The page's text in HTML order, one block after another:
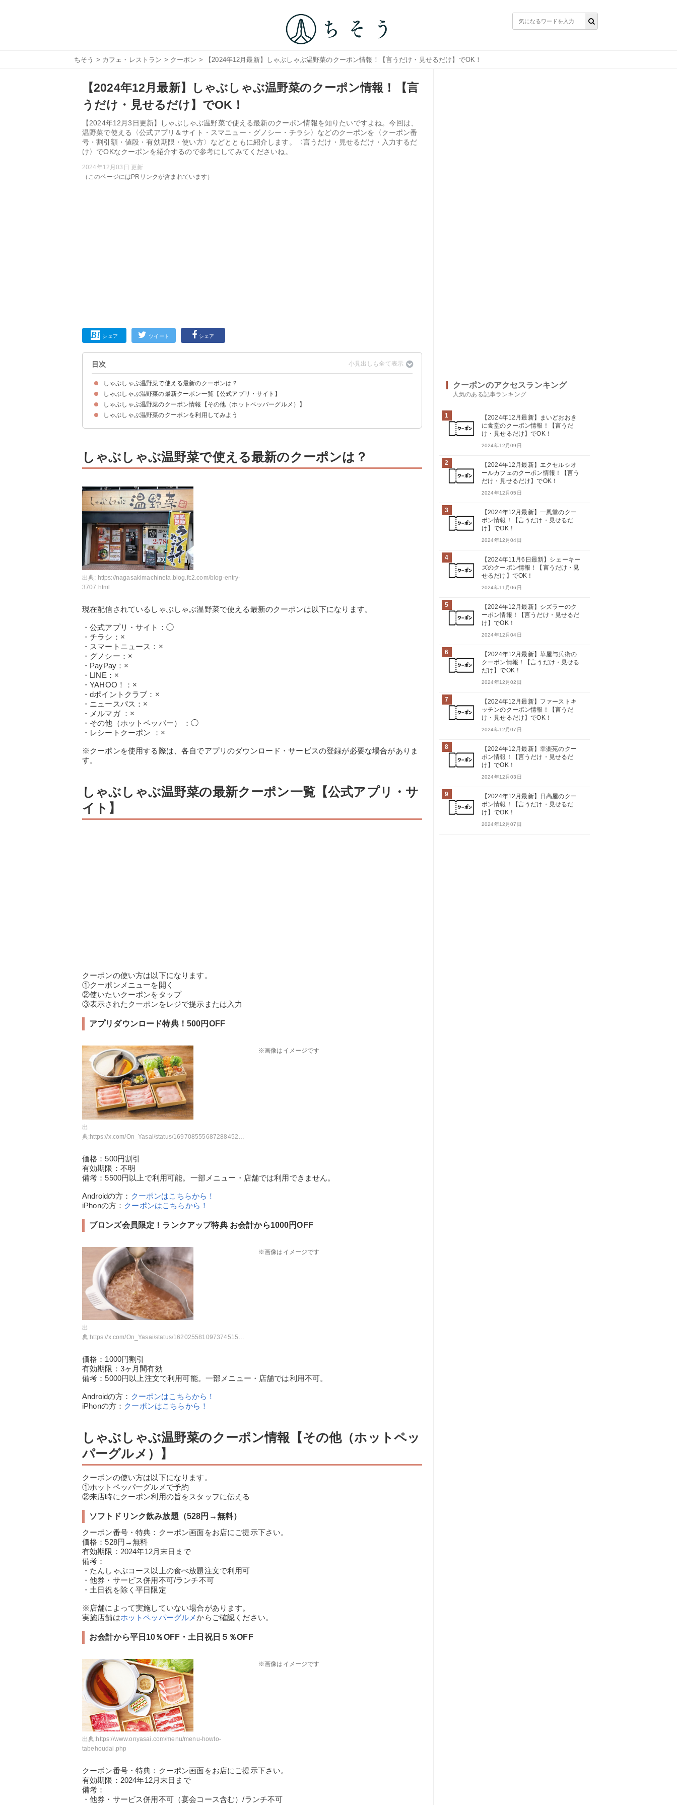
ちそう > カフェ・レストラン > クーポン > 【2024年12月最新】しゃぶしゃぶ温野菜のクーポン情報！【言うだけ・見せるだけ】でOK！
【2024年12月最新】しゃぶしゃぶ温野菜のクーポン情報！【言
うだけ・見せるだけ】でOK！
【2024年12月3日更新】しゃぶしゃぶ温野菜で使える最新のクーポン情報を知りたいですよね。今回は、
温野菜で使える〈公式アプリ＆サイト・スマニュー・グノシー・チラシ〉などのクーポンを〈クーポン番
号・割引額・値段・有効期限・使い方〉などとともに紹介します。〈言うだけ・見せるだけ・入力するだ
け〉でOKなクーポンを紹介するので参考にしてみてくださいね。
2024年12月03日 更新
（このページにはPRリンクが含まれています）
シェア ツイート シェア
目次
しゃぶしゃぶ温野菜で使える最新のクーポンは？
しゃぶしゃぶ温野菜の最新クーポン一覧【公式アプリ・サイト】
アプリダウンロード特典！500円OFF
ブロンズ会員限定！ランクアップ特典 お会計から1000円OFF
しゃぶしゃぶ温野菜のクーポン情報【その他（ホットペッパーグルメ）】
ソフトドリンク飲み放題（528円→無料）
お会計から平日10％OFF・土日祝日５％OFF
【終了済み】【店舗限定ポッキリ宴会】温野菜コース＋生ビール飲み放題付き（5456円→5000円）
しゃぶしゃぶ温野菜のクーポンを利用してみよう
しゃぶしゃぶ温野菜で使える最新のクーポンは？
出典: https://nagasakimachineta.blog.fc2.com/blog-entry-
3707.html
現在配信されているしゃぶしゃぶ温野菜で使える最新のクーポンは以下になります。
・公式アプリ・サイト：◯
・チラシ：×
・スマートニュース：×
・グノシー：×
・PayPay：×
・LINE：×
・YAHOO！：×
・dポイントクラブ：×
・ニュースパス：×
・メルマガ ：×
・その他（ホットペッパー） ：◯
・レシートクーポン ：×
※クーポンを使用する際は、各自でアプリのダウンロード・サービスの登録が必要な場合がありま
す。
しゃぶしゃぶ温野菜の最新クーポン一覧【公式アプリ・サ
イト】
クーポンの使い方は以下になります。
①クーポンメニューを開く
②使いたいクーポンをタップ
③表示されたクーポンをレジで提示または入力
アプリダウンロード特典！500円OFF
出
典:https://x.com/On_Yasai/status/1697085556872884522/photo/1
※画像はイメージです
価格：500円割引
有効期限：不明
備考：5500円以上で利用可能。一部メニュー・店舗では利用できません。
Androidの方： クーポンはこちらから！
iPhonの方： クーポンはこちらから！
ブロンズ会員限定！ランクアップ特典 お会計から1000円OFF
出
典:https://x.com/On_Yasai/status/1620255810973745152/photo/1
※画像はイメージです
価格：1000円割引
有効期限：3ヶ月間有効
備考：5000円以上注文で利用可能。一部メニュー・店舗では利用不可。
Androidの方： クーポンはこちらから！
iPhonの方： クーポンはこちらから！
しゃぶしゃぶ温野菜のクーポン情報【その他（ホットペッ
パーグルメ）】
クーポンの使い方は以下になります。
①ホットペッパーグルメで予約
②来店時にクーポン利用の旨をスタッフに伝える
ソフトドリンク飲み放題（528円→無料）
クーポン番号・特典：クーポン画面をお店にご提示下さい。
価格：528円→無料
有効期限：2024年12月末日まで
備考：
・たんしゃぶコース以上の食べ放題注文で利用可
・他券・サービス併用不可/ランチ不可
・土日祝を除く平日限定
※店舗によって実施していない場合があります。
実施店舗はホットペッパーグルメからご確認ください。
お会計から平日10％OFF・土日祝日５％OFF
出典:https://www.onyasai.com/menu/menu-howto-
tabehoudai.php
※画像はイメージです
クーポン番号・特典：クーポン画面をお店にご提示下さい。
有効期限：2024年12月末日まで
備考：
・他券・サービス併用不可（宴会コース含む）/ランチ不可
クーポンのアクセスランキング
人気のある記事ランキング
1
【2024年12月最新】まいどおおき
に食堂のクーポン情報！【言うだ
け・見せるだけ】でOK！
2024年12月09日
2
【2024年12月最新】エクセルシオ
ールカフェのクーポン情報！【言う
だけ・見せるだけ】でOK！
2024年12月05日
3
【2024年12月最新】一風堂のクー
ポン情報！【言うだけ・見せるだ
け】でOK！
2024年12月04日
4
【2024年11月6日最新】シェーキー
ズのクーポン情報！【言うだけ・見
せるだけ】でOK！
2024年11月06日
5
【2024年12月最新】シズラーのク
ーポン情報！【言うだけ・見せるだ
け】でOK！
2024年12月04日
6
【2024年12月最新】華屋与兵衛の
クーポン情報！【言うだけ・見せる
だけ】でOK！
2024年12月02日
7
【2024年12月最新】ファーストキ
ッチンのクーポン情報！【言うだ
け・見せるだけ】でOK！
2024年12月07日
8
【2024年12月最新】幸楽苑のクー
ポン情報！【言うだけ・見せるだ
け】でOK！
2024年12月03日
9
【2024年12月最新】日高屋のクー
ポン情報！【言うだけ・見せるだ
け】でOK！
2024年12月07日